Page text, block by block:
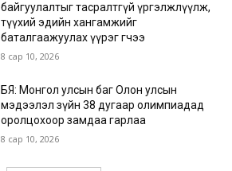
байгуулалтыг тасралтгүй үргэлжлүүлж,
түүхий эдийн хангамжийг
баталгаажуулах үүрэг өгчээ
8 сар 10, 2026
БЯ: Монгол улсын баг Олон улсын
мэдээлэл зүйн 38 дугаар олимпиадад
оролцохоор замдаа гарлаа
8 сар 10, 2026